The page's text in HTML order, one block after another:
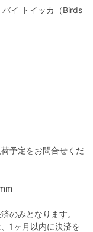
イ トイッカ（Birds
予定をお問合せくだ
のみとなります。
1ヶ月以内に決済を